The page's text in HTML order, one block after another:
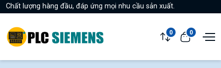
Chất lượng hàng đầu, đáp ứng mọi nhu cầu sản xuất.
0 0